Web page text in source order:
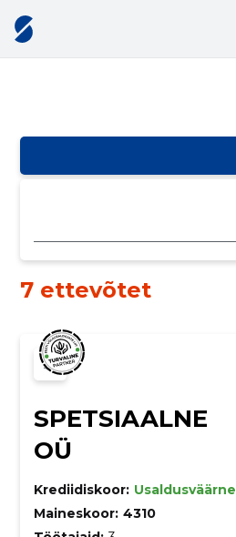
7 ettevõtet
SPETSIAALNE
OÜ
Krediidiskoor: Usaldusväärne
Maineskoor: 4310